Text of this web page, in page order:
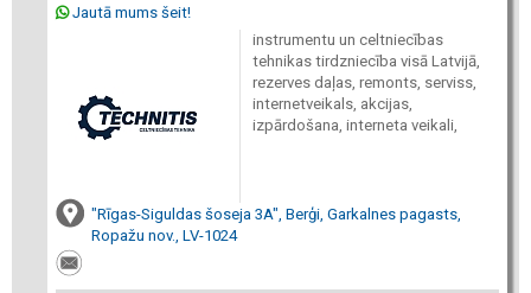
Jautā mums šeit!
instrumentu un celtniecības
tehnikas tirdzniecība visā Latvijā,
rezerves daļas, remonts, serviss,
internetveikals, akcijas,
izpārdošana, interneta veikali,
"Rīgas-Siguldas šoseja 3A", Berģi, Garkalnes pagasts,
Ropažu nov., LV-1024